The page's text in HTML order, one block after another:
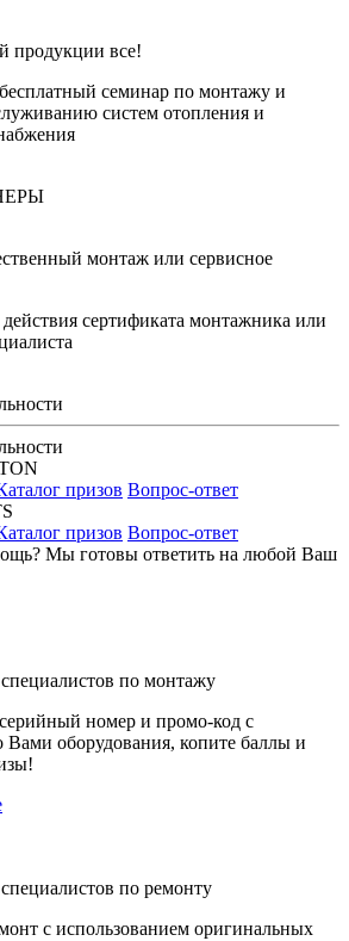
продукции все!
семинар по монтажу и
систем отопления и
монтаж или сервисное
сертификата монтажника или
призов Вопрос-ответ
призов Вопрос-ответ
Мы готовы ответить на любой Ваш
по монтажу
номер и промо-код с
Вами оборудования, копите баллы и
по ремонту
с использованием оригинальных